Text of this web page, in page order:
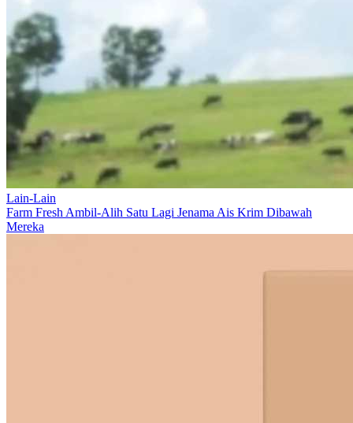
Lain-Lain
Farm Fresh Ambil-Alih Satu Lagi Jenama Ais Krim Dibawah
Mereka